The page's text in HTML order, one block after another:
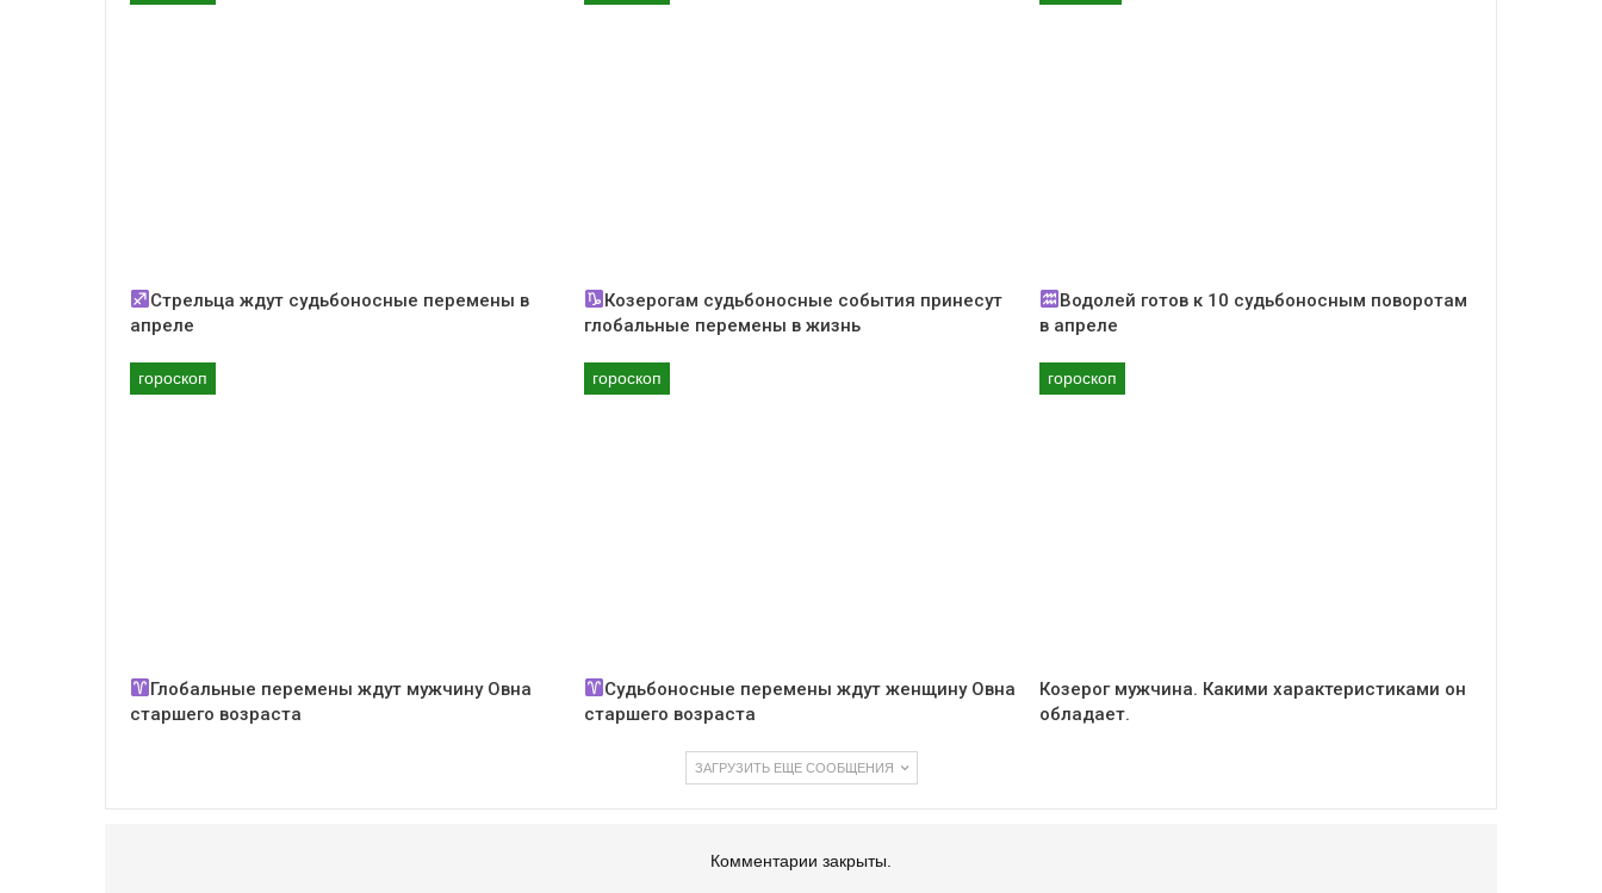
Стрельца ждут судьбоносные перемены в
апреле
Козерогам судьбоносные события принесут
глобальные перемены в жизнь
Водолей готов к 10 судьбоносным поворотам
в апреле
гороскоп
Глобальные перемены ждут мужчину Овна
старшего возраста
гороскоп
Судьбоносные перемены ждут женщину Овна
старшего возраста
гороскоп
Козерог мужчина. Какими характеристиками он
обладает.
ЗАГРУЗИТЬ ЕЩЕ СООБЩЕНИЯ
Комментарии закрыты.